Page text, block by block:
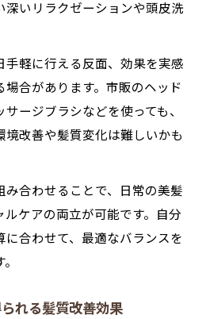
深いリラクゼーションや頭皮洗
手軽に行える反面、効果を実感
場合があります。市販のヘッド
ージブラシなどを使っても、
境改善や髪質変化は難しいかも
み合わせることで、日常の美髪
ケアの両立が可能です。自分
に合わせて、最適なバランスを
れる髪質改善効果